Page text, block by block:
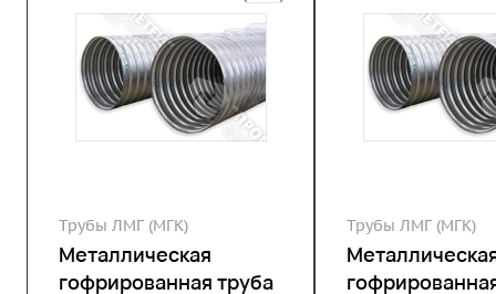
Трубы ЛМГ (МГК)
Металлическая
гофрированная труба
Трубы ЛМГ (МГК)